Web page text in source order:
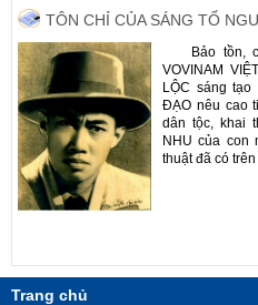
TÔN CHỈ CỦA SÁNG TỔ
Bảo tồn,
VOVINAM
LỘC sáng tạo
ĐẠO nêu cao
dân tộc, khai
NHU của con
thuật đã có
Trang chủ